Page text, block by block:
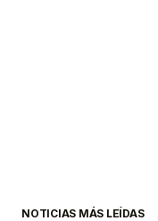
NOTICIAS MÁS LEÍDAS